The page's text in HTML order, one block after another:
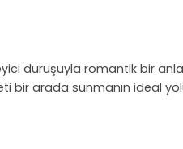
duruşuyla romantik bir
bir arada sunmanın ideal